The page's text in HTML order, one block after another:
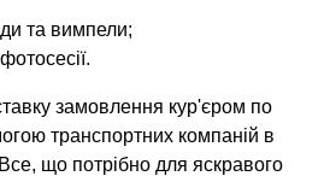
та вимпели;
замовлення кур'єром по
транспортних компаній в
Все, що потрібно для яскравого